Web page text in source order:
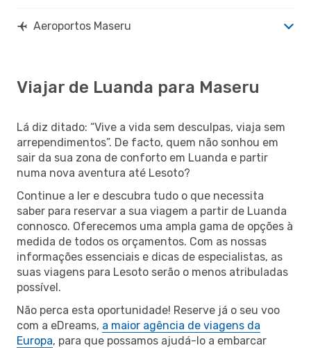
Aeroportos Maseru
Viajar de Luanda para Maseru
Lá diz ditado: “Vive a vida sem desculpas, viaja sem
arrependimentos”. De facto, quem não sonhou em
sair da sua zona de conforto em Luanda e partir
numa nova aventura até Lesoto?
Continue a ler e descubra tudo o que necessita
saber para reservar a sua viagem a partir de Luanda
connosco. Oferecemos uma ampla gama de opções à
medida de todos os orçamentos. Com as nossas
informações essenciais e dicas de especialistas, as
suas viagens para Lesoto serão o menos atribuladas
possível.
Não perca esta oportunidade! Reserve já o seu voo
com a eDreams, a maior agência de viagens da
Europa, para que possamos ajudá-lo a embarcar